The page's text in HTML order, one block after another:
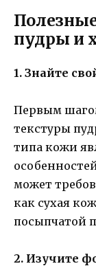
пудры и
1. Знайте
Первым
текстуры
типа кожи
может
как сухая
посыпчатой
2. Изучите